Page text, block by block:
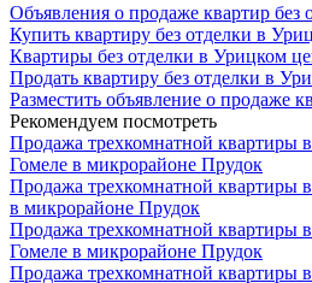
Объявления о продаже квартир без
Купить квартиру без отделки в
Квартиры без отделки в Урицком
Продать квартиру без отделки в
Разместить объявление о продаже
Рекомендуем посмотреть
Продажа трехкомнатной квартиры
Гомеле в микрорайоне Прудок
Продажа трехкомнатной квартиры
в микрорайоне Прудок
Продажа трехкомнатной квартиры
Гомеле в микрорайоне Прудок
Продажа трехкомнатной квартиры